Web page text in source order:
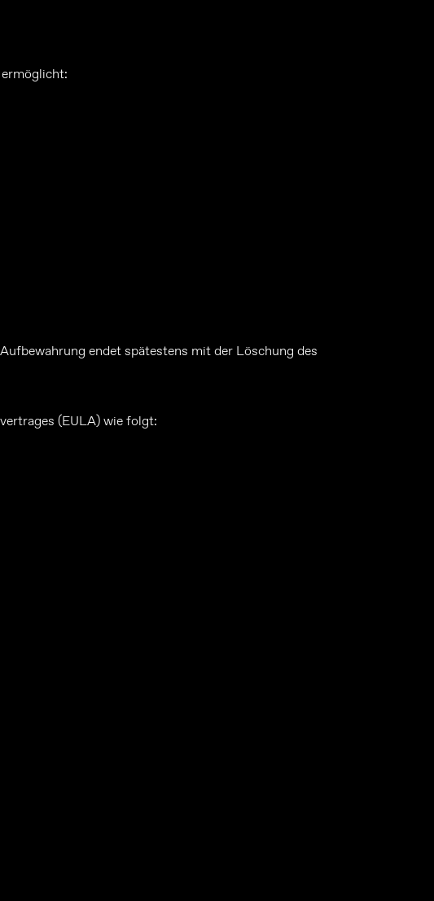
endet spätestens mit der Löschung des
(EULA) wie folgt: